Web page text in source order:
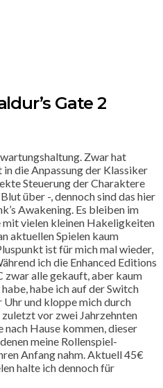
Gate 2
Zwar hat
die Anpassung der Klassiker
Steuerung der Charaktere
über -, dennoch sind das hier
Awakening. Es bleiben im
mit vielen kleinen Hakeligkeiten
aktuellen Spielen kaum
ist für mich mal wieder,
ich die Enhanced Editions
zwar alle gekauft, aber kaum
habe ich auf der Switch
Uhr und kloppe mich durch
vor zwei Jahrzehnten
nach Hause kommen, dieser
meine Rollenspiel-
Anfang nahm. Aktuell 45€
halte ich dennoch für